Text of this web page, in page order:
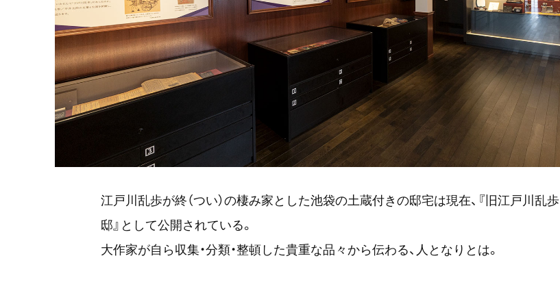
江戸川乱歩が終（つい）の棲み家とした池袋の土蔵付きの邸宅は現在、『旧江戸川乱歩
邸』として公開されている。
大作家が自ら収集・分類・整頓した貴重な品々から伝わる、人となりとは。